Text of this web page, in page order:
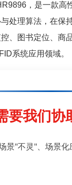
，是一款高
处理算法，在保
、图书定位、商
系统应用领域。
要我们协
景"不灵"、场景